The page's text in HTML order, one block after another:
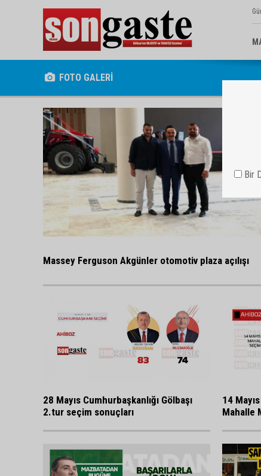
FOTO GALERİ
Massey Ferguson Akgünler otomotiv plaza açılışı
28 Mayıs Cumhurbaşkanlığı Gölbaşı
2.tur seçim sonuçları
14
Mahalle
Bir